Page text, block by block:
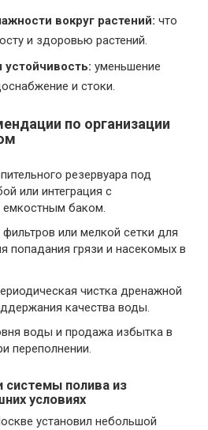
вокруг растений: что
и здоровью растений.
устойчивость: уменьшение
и стоки.
по организации
резервуара под
или интеграция с
баком.
или мелкой сетки для
попадания грязи и насекомых в
чистка дренажной
качества воды.
воды и продажа избытка в
переполнении.
системы полива из
условиях
установил небольшой